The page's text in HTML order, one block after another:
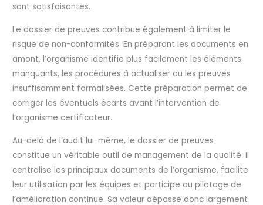
sont satisfaisantes.
Le dossier de preuves contribue également à limiter le
risque de non-conformités. En préparant les documents en
amont, l’organisme identifie plus facilement les éléments
manquants, les procédures à actualiser ou les preuves
insuffisamment formalisées. Cette préparation permet de
corriger les éventuels écarts avant l’intervention de
l’organisme certificateur.
Au-delà de l’audit lui-même, le dossier de preuves
constitue un véritable outil de management de la qualité. Il
centralise les principaux documents de l’organisme, facilite
leur utilisation par les équipes et participe au pilotage de
l’amélioration continue. Sa valeur dépasse donc largement